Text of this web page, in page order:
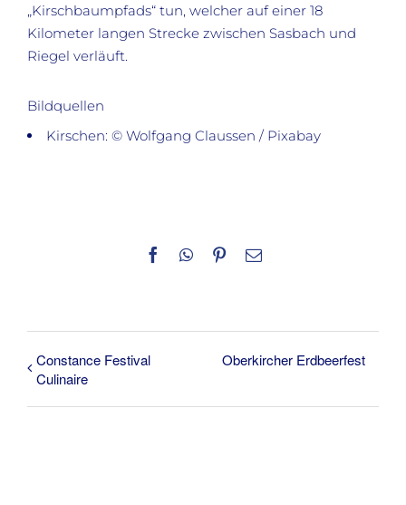
„Kirschbaumpfads“ tun, welcher auf einer 18
Kilometer langen Strecke zwischen Sasbach und
Riegel verläuft.
Bildquellen
Kirschen: © Wolfgang Claussen / Pixabay
Facebook
WhatsApp
Pinterest
E-
Constance Festival
Culinaire
Oberkircher Erdbeerfest